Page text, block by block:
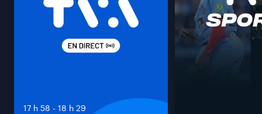
17 h 58 - 18 h 29